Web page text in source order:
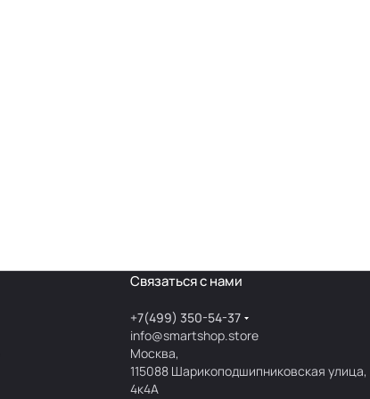
Связаться с нами
+7(499) 350-54-37
info@smartshop.store
Москва,
115088 Шарикоподшипниковская улица,
4к4А